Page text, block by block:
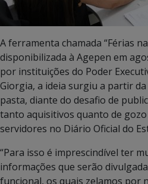
A ferramenta chamada “Férias
disponibilizada à Agepen em
por instituições do Poder
Giorgia, a ideia surgiu a partir
pasta, diante do desafio de
tanto aquisitivos quanto de
servidores no Diário Oficial do
“Para isso é imprescindível ter
informações que serão
funcional, os quais zelamos por